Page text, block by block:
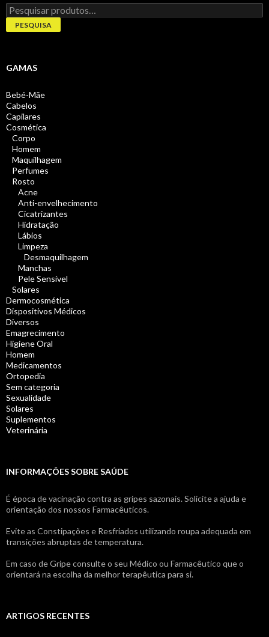
Pesquisar
por:
PESQUISA
GAMAS
Bebé-Mãe
Cabelos
Capilares
Cosmética
Corpo
Homem
Maquilhagem
Perfumes
Rosto
Acne
Anti-envelhecimento
Cicatrizantes
Hidratação
Lábios
Limpeza
Desmaquilhagem
Manchas
Pele Sensível
Solares
Dermocosmética
Dispositivos Médicos
Diversos
Emagrecimento
Higiene Oral
Homem
Medicamentos
Ortopedia
Sem categoria
Sexualidade
Solares
Suplementos
Veterinária
INFORMAÇÕES SOBRE SAÚDE
É época de vacinação contra as gripes sazonais. Solicite a ajuda e
orientação dos nossos Farmacêuticos.
Evite as Constipações e Resfriados utilizando roupa adequada em
transições abruptas de temperatura.
Em caso de Gripe consulte o seu Médico ou Farmacêutico que o
orientará na escolha da melhor terapêutica para si.
ARTIGOS RECENTES